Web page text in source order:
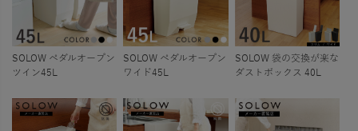
SOLOW ペダルオープン
ツイン45L
SOLOW ペダルオープン
ワイド45L
SOLOW 袋の交換が楽な
ダストボックス 40L